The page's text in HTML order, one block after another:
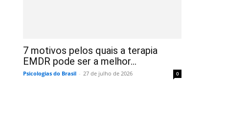
7 motivos pelos quais a terapia
EMDR pode ser a melhor...
Psicologias do Brasil - 27 de julho de 2026 0